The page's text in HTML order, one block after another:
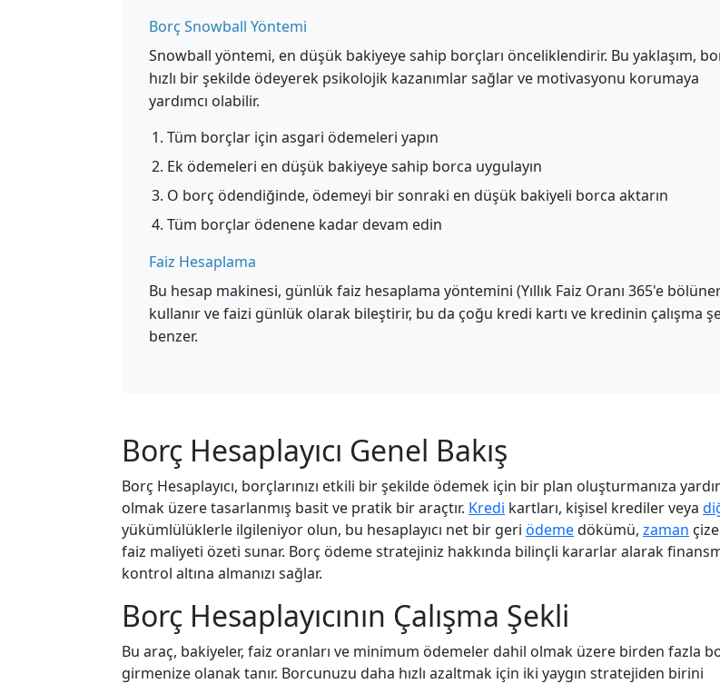
Borç Snowball Yöntemi
Snowball yöntemi, en düşük bakiyeye sahip borçları önceliklendirir. Bu yaklaşım,
hızlı bir şekilde ödeyerek psikolojik kazanımlar sağlar ve motivasyonu korumaya
yardımcı olabilir.
Tüm borçlar için asgari ödemeleri yapın
Ek ödemeleri en düşük bakiyeye sahip borca uygulayın
O borç ödendiğinde, ödemeyi bir sonraki en düşük bakiyeli borca aktarın
Tüm borçlar ödenene kadar devam edin
Faiz Hesaplama
Bu hesap makinesi, günlük faiz hesaplama yöntemini (Yıllık Faiz Oranı 365'e
kullanır ve faizi günlük olarak bileştirir, bu da çoğu kredi kartı ve kredinin çalışma
benzer.
Borç Hesaplayıcı Genel Bakış
Borç Hesaplayıcı, borçlarınızı etkili bir şekilde ödemek için bir plan oluşturmanıza
olmak üzere tasarlanmış basit ve pratik bir araçtır. Kredi kartları, kişisel krediler veya
yükümlülüklerle ilgileniyor olun, bu hesaplayıcı net bir geri ödemedökümü, zaman
faiz maliyeti özeti sunar. Borç ödeme stratejiniz hakkında bilinçli kararlar alarak
kontrol altına almanızı sağlar.
Borç Hesaplayıcının Çalışma Şekli
Bu araç, bakiyeler, faiz oranları ve minimum ödemeler dahil olmak üzere birden fazla
girmenize olanak tanır. Borcunuzu daha hızlı azaltmak için iki yaygın stratejiden birini